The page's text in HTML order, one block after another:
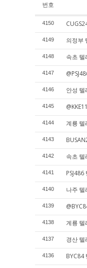
번호
4150
4149 의정부
4148 속초 텔
4147
4146 안성 텔
4145
4144 계룡 텔
4143
4142 속초 텔
4141
4140 나주 텔
4139
4138 계룡 텔
4137 경산 텔
4136 BYC84